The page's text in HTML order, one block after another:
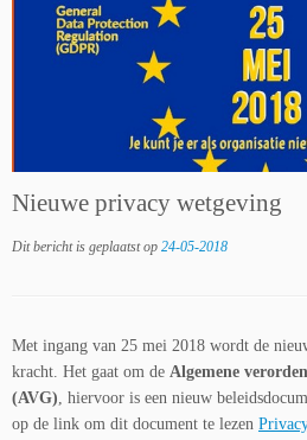
Nieuwe privacy wetgeving
Dit bericht is geplaatst op 24-05-2018
Met ingang van 25 mei 2018 wordt de
kracht. Het gaat om de Algemene
(AVG), hiervoor is een nieuw
op de link om dit document te lezen